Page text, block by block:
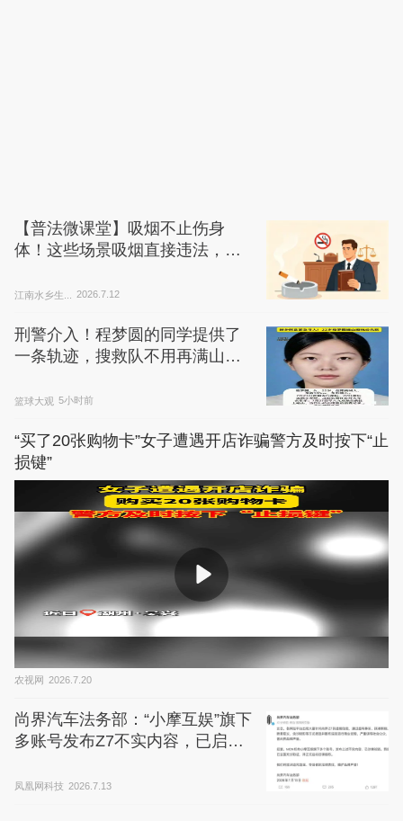
【普法微课堂】吸烟不止伤身
体！这些场景吸烟直接违法，后
江南水乡生... 2026.7.12
刑警介入！程梦圆的同学提供了
一条轨迹，搜救队不用再满山乱
篮球大观 5小时前
“买了20张购物卡”女子遭遇开店诈骗警方及时按下“止
损键”
农视网 2026.7.20
尚界汽车法务部：“小摩互娱”旗下
多账号发布Z7不实内容，已启动
凤凰网科技 2026.7.13